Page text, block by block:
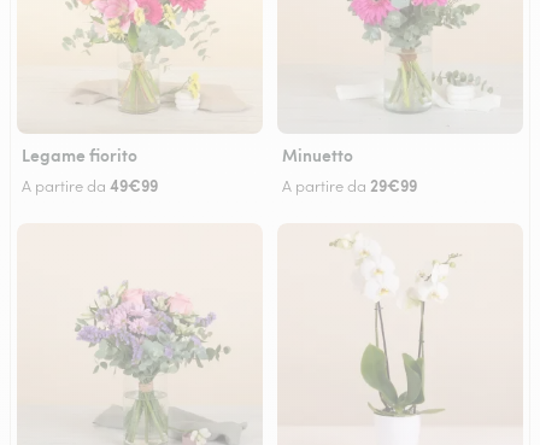
Legame fiorito
A partire da 49€99
Minuetto
A partire da 29€99